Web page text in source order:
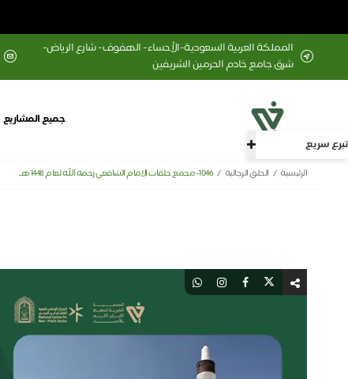
تبرع سريع
المملكة العربية السعودية-الأحساء- الهفوف- شارع الرياض-
شرق جامع خادم الحرمين الشريفين
جميع المشاريع
الرئيسية الحلق الرجالية 1046- مجمع حلقات الامام الشافعي رحمه الله لعام 1448 هـ